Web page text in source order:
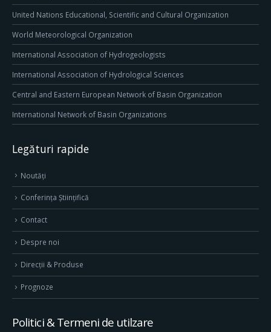
United Nations Educational, Scientific and Cultural Organization
World Meteorological Organization
International Association of Hydrogeologists
International Association of Hydrological Sciences
Central and Eastern European Network of Basin Organization
International Network of Basin Organizations
Legături rapide
Noutăți
Conferința Științifică
Contact
Despre noi
Direcţii & Produse
Prognoze
Politici & Termeni de utilzare